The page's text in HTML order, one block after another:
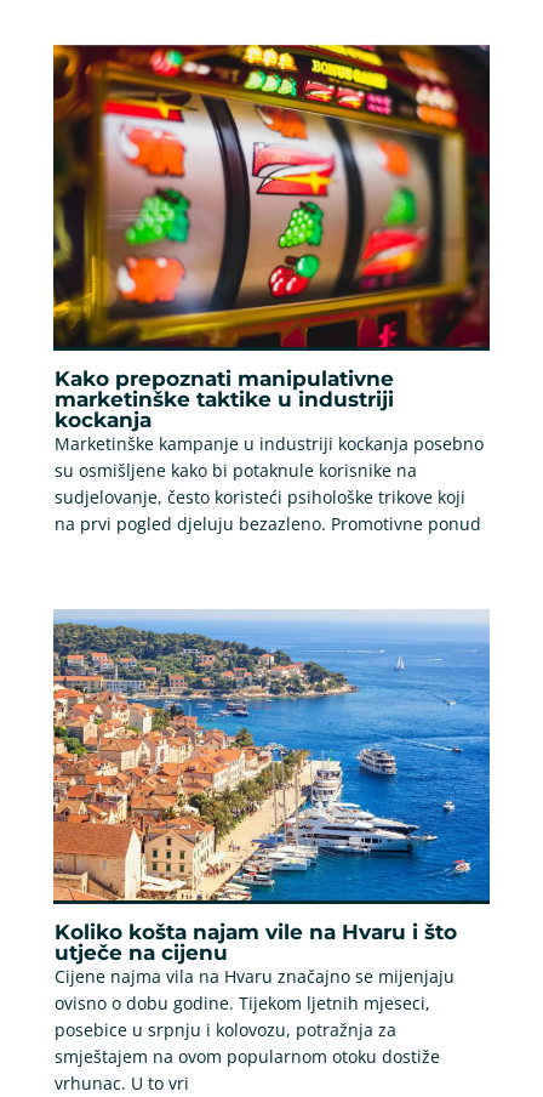
Kako prepoznati manipulativne
marketinške taktike u industriji
kockanja
Marketinške kampanje u industriji kockanja posebno
su osmišljene kako bi potaknule korisnike na
sudjelovanje, često koristeći psihološke trikove koji
na prvi pogled djeluju bezazleno. Promotivne ponud
Koliko košta najam vile na Hvaru i što
utječe na cijenu
Cijene najma vila na Hvaru značajno se mijenjaju
ovisno o dobu godine. Tijekom ljetnih mjeseci,
posebice u srpnju i kolovozu, potražnja za
smještajem na ovom popularnom otoku dostiže
vrhunac. U to vri